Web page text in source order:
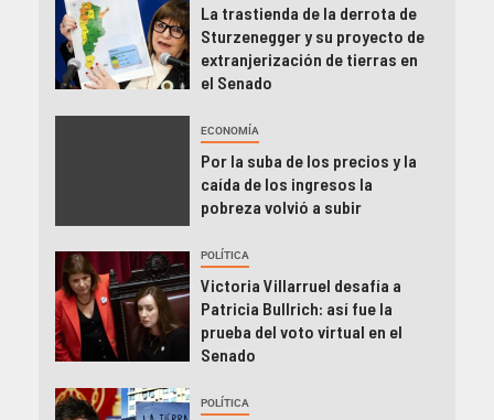
La trastienda de la derrota de
Sturzenegger y su proyecto de
extranjerización de tierras en
el Senado
ECONOMÍA
Por la suba de los precios y la
caída de los ingresos la
pobreza volvió a subir
POLÍTICA
Victoria Villarruel desafía a
Patricia Bullrich: así fue la
prueba del voto virtual en el
Senado
POLÍTICA